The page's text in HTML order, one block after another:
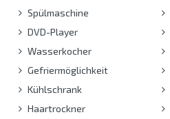
Spülmaschine
DVD-Player
Wasserkocher
Gefriermöglichkeit
Kühlschrank
Haartrockner